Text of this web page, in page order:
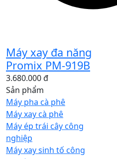
Máy xay đa năng
Promix PM-919B
3.680.000 đ
Sản phẩm
Máy pha cà phê
Máy xay cà phê
Máy ép trái cây công
nghiệp
Máy xay sinh tố công